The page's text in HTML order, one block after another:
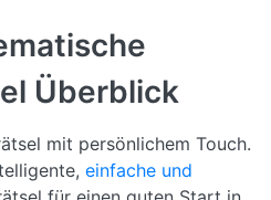
Überblick
mit persönlichem Touch.
einfache und